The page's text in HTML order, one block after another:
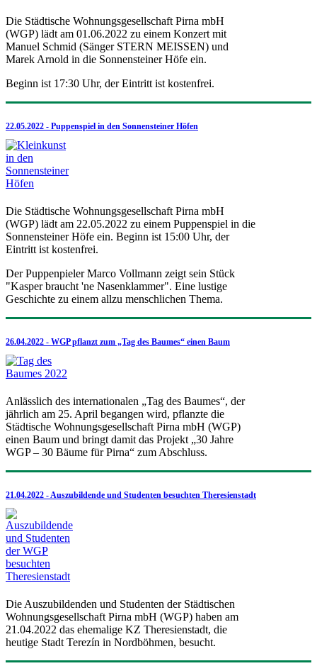
Die Städtische Wohnungsgesellschaft Pirna mbH
(WGP) lädt am 01.06.2022 zu einem Konzert mit
Manuel Schmid (Sänger STERN MEISSEN) und
Marek Arnold in die Sonnensteiner Höfe ein.
Beginn ist 17:30 Uhr, der Eintritt ist kostenfrei.
22.05.2022 - Puppenspiel in den Sonnensteiner Höfen
Die Städtische Wohnungsgesellschaft Pirna mbH
(WGP) lädt am 22.05.2022 zu einem Puppenspiel in die
Sonnensteiner Höfe ein. Beginn ist 15:00 Uhr, der
Eintritt ist kostenfrei.
Der Puppenpieler Marco Vollmann zeigt sein Stück
"Kasper braucht 'ne Nasenklammer". Eine lustige
Geschichte zu einem allzu menschlichen Thema.
26.04.2022 - WGP pflanzt zum „Tag des Baumes“ einen Baum
Anlässlich des internationalen „Tag des Baumes“, der
jährlich am 25. April begangen wird, pflanzte die
Städtische Wohnungsgesellschaft Pirna mbH (WGP)
einen Baum und bringt damit das Projekt „30 Jahre
WGP – 30 Bäume für Pirna“ zum Abschluss.
21.04.2022 - Auszubildende und Studenten besuchten Theresienstadt
Die Auszubildenden und Studenten der Städtischen
Wohnungsgesellschaft Pirna mbH (WGP) haben am
21.04.2022 das ehemalige KZ Theresienstadt, die
heutige Stadt Terezín in Nordböhmen, besucht.